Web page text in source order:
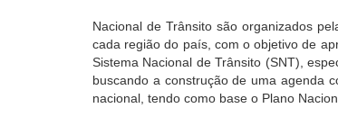
Nacional de Trânsito são organizados
cada região do país, com o objetivo de
Sistema Nacional de Trânsito (SNT),
buscando a construção de uma agenda
nacional, tendo como base o Plano